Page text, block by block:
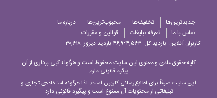
جدیدترین‌ها تخفیف‌ها محبوب‌ترین‌ها
درباره ما
تماس با ما
تعرفه تبلیغات
قوانین و مقررات
کاربران آنلاین: بازدید کل: ۴۶,۹۲۴,۵۶۳
بازدید دیروز: ۳۰,۶۱۸
کلیه حقوق مادی و معنوی این سایت محفوظ است و هرگونه کپی برداری از آن
پیگرد قانونی دارد.
این سایت صرفاً برای اطلاع‌رسانی کاربران است. لذا هرگونه استفاده‌ی تجاری و
تبلیغاتی از محتویات آن ممنوع است و پیگیرد قانونی دارد.